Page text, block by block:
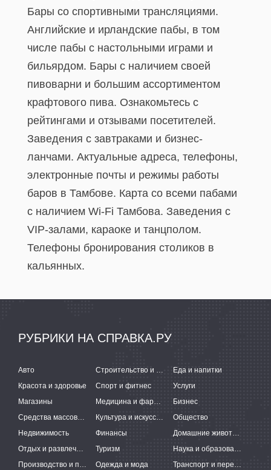
Бары со спортивными трансляциями.
Английские и ирландские пабы, в том
числе пабы с настольными играми и
бильярдом. Бары с наличием своей
пивоварни и большим ассортиментом
крафтового пива. Ознакомьтесь с
рейтингами и отзывами посетителей.
Заведения с завтраками и бизнес-
ланчами. Актуальные адреса, телефоны,
электронные почты и режимы работы
баров в Тамбове. Карта со всеми пабами
с наличием Wi-Fi Тамбова. Заведения с
VIP-залами, караоке и танцполом.
Телефоны бронирования столиков в
кальянных.
РУБРИКИ НА СПРАВКА.РУ
Авто Строительство и ремонт
Еда и напитки
Красота и здоровье
Спорт и фитнес
Услуги
Магазины
Медицина и фармацевтика
Бизнес
Средства массовой информации
Культура и искусство
Общество
Недвижимость
Финансы
Домашние животные
Отдых и развлечения
Туризм
Наука и образование
Производство и поставки
Одежда и мода Транспорт и перевозки